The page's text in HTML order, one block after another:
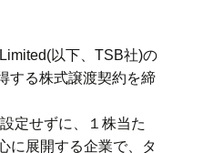
以下、TSB社)の
する株式譲渡契約を締
定せずに、１株当た
に展開する企業で、タ